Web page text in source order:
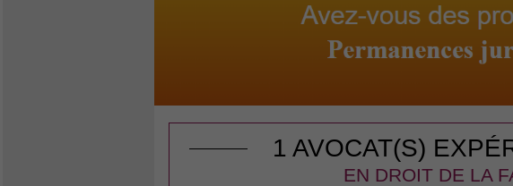
1 AVOCAT(S)
EN DROIT DE LA